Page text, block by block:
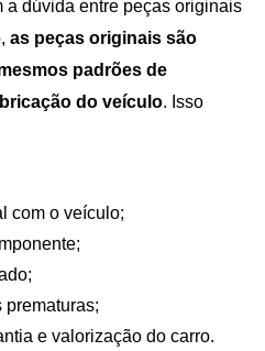
a dúvida entre peças originais
as peças originais são
padrões de
do veículo. Isso
com o veículo;
prematuras;
e valorização do carro.